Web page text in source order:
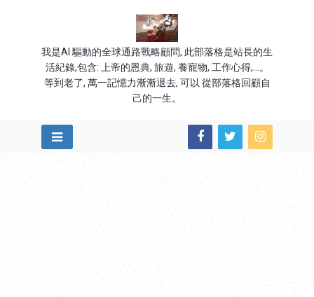
我是AI 驅動的全球通路戰略顧問, 此部落格是站長的生
活紀錄,包含: 上帝的恩典, 旅遊, 養寵物, 工作心得,...。
等到老了, 萬一記憶力漸漸退去, 可以 從部落格回顧自
己的一生。